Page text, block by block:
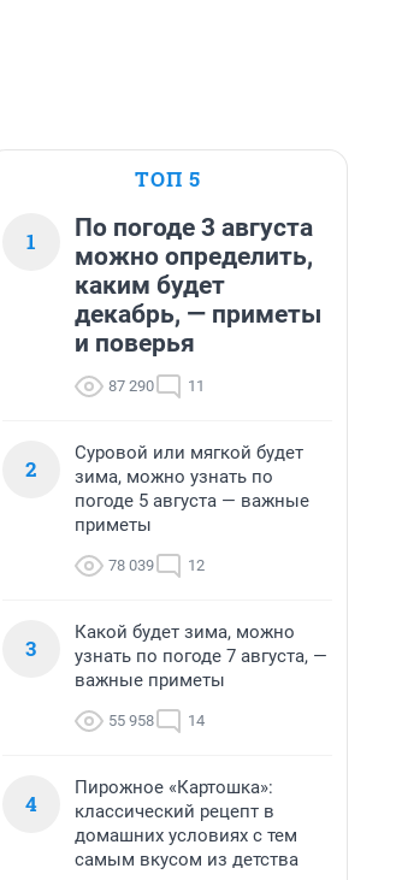
ТОП 5
1
По погоде 3 августа
можно определить,
каким будет
декабрь, — приметы
и поверья
87 290 11
2
Суровой или мягкой будет
зима, можно узнать по
погоде 5 августа — важные
приметы
78 039 12
3
Какой будет зима, можно
узнать по погоде 7 августа, —
важные приметы
55 958 14
4
Пирожное «Картошка»:
классический рецепт в
домашних условиях с тем
самым вкусом из детства